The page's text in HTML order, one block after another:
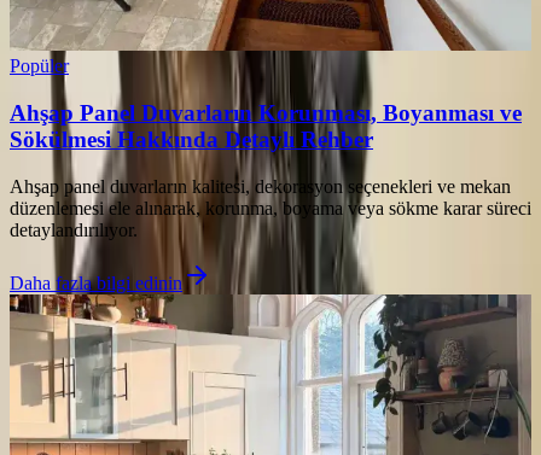
Popüler
Ahşap Panel Duvarların Korunması, Boyanması ve
Sökülmesi Hakkında Detaylı Rehber
Ahşap panel duvarların kalitesi, dekorasyon seçenekleri ve mekan
düzenlemesi ele alınarak, korunma, boyama veya sökme karar süreci
detaylandırılıyor.
Daha fazla bilgi edinin